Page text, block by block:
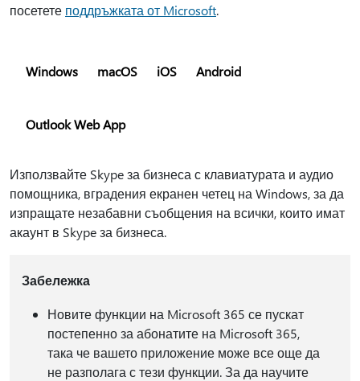
посетете поддръжката от Microsoft.
Windows macOS iOS Android
Outlook Web App
Използвайте Skype за бизнеса с клавиатурата и аудио
помощника, вградения екранен четец на Windows, за да
изпращате незабавни съобщения на всички, които имат
акаунт в Skype за бизнеса.
Забележка
Новите функции на Microsoft 365 се пускат
постепенно за абонатите на Microsoft 365,
така че вашето приложение може все още да
не разполага с тези функции. За да научите